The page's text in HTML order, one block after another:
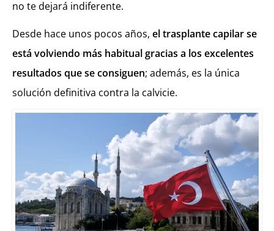
no te dejará indiferente.
Desde hace unos pocos años, el trasplante capilar se
está volviendo más habitual gracias a los excelentes
resultados que se consiguen; además, es la única
solución definitiva contra la calvicie.